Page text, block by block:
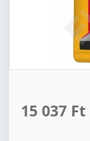
15 037 Ft